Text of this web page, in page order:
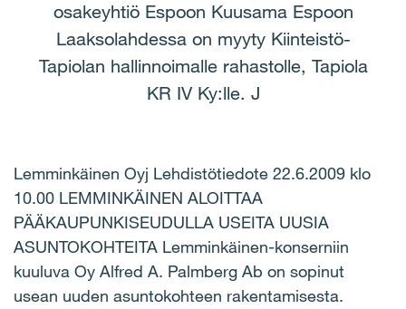
osakeyhtiö Espoon Kuusama Espoon
Laaksolahdessa on myyty Kiinteistö-
Tapiolan hallinnoimalle rahastolle, Tapiola
KR IV Ky:lle. J
Lemminkäinen Oyj Lehdistötiedote 22.6.2009 klo
10.00 LEMMINKÄINEN ALOITTAA
PÄÄKAUPUNKISEUDULLA USEITA UUSIA
ASUNTOKOHTEITA Lemminkäinen-konserniin
kuuluva Oy Alfred A. Palmberg Ab on sopinut
usean uuden asuntokohteen rakentamisesta.